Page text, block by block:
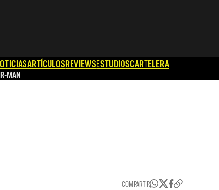
ARTÍCULOSREVIEWSESTUDIOSCARTELERA
MAN
COMPARTIR